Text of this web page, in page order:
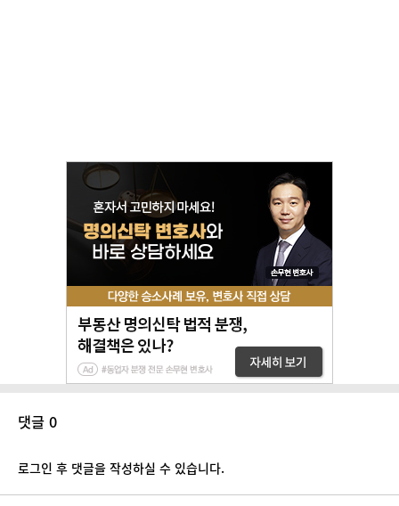
댓글 0
로그인 후 댓글을 작성하실 수 있습니다.